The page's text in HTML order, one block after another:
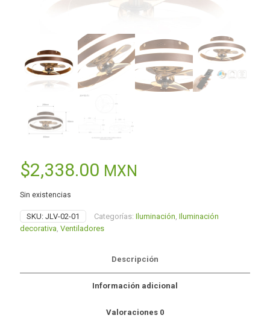
$2,338.00 MXN
Sin existencias
SKU: JLV-02-01 Categorías: Iluminación, Iluminación
decorativa, Ventiladores
Descripción
Información adicional
Valoraciones 0